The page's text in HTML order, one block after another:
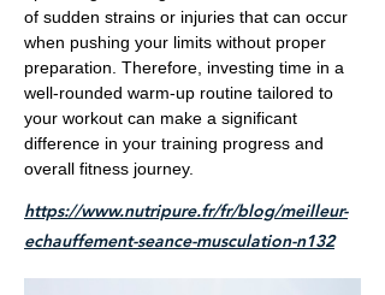
of sudden strains or injuries that can occur
when pushing your limits without proper
preparation. Therefore, investing time in a
well-rounded warm-up routine tailored to
your workout can make a significant
difference in your training progress and
overall fitness journey.
https://www.nutripure.fr/fr/blog/meilleur-
echauffement-seance-musculation-n132